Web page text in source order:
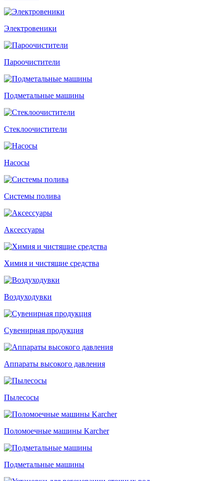
Электровеники
Пароочистители
Подметальные машины
Стеклоочистители
Насосы
Системы полива
Аксессуары
Химия и чистящие средства
Воздуходувки
Сувенирная продукция
Аппараты высокого давления
Пылесосы
Поломоечные машины Karcher
Подметальные машины